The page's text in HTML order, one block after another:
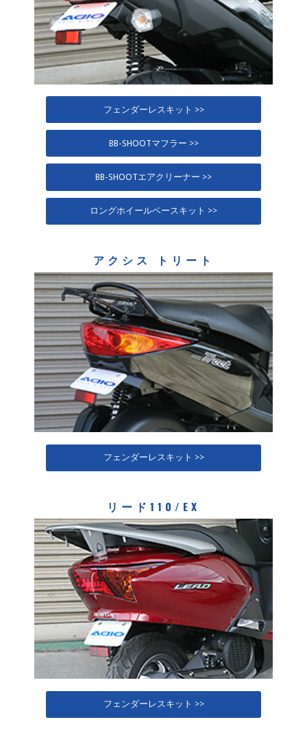
フェンダーレスキット >>
BB-SHOOTマフラー >>
BB-SHOOTエアクリーナー >>
ロングホイールベースキット >>
アクシス トリート
フェンダーレスキット >>
リード110/EX
フェンダーレスキット >>